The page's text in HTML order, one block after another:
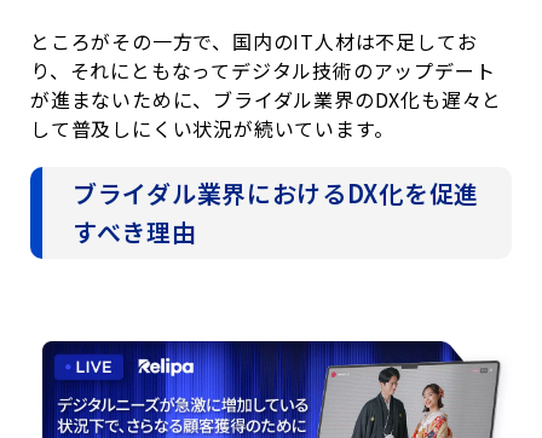
ところがその一方で、国内のIT人材は不足してお
り、それにともなってデジタル技術のアップデート
が進まないために、ブライダル業界のDX化も遅々と
して普及しにくい状況が続いています。
ブライダル業界におけるDX化を促進
すべき理由